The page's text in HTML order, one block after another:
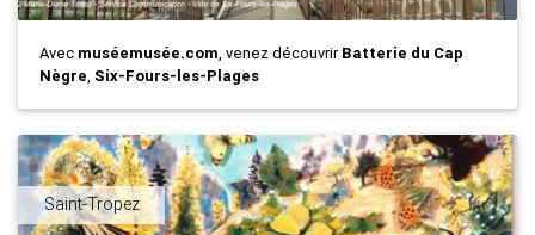
Avec muséemusée.com, venez découvrirBatterie du Cap
Nègre, Six-Fours-les-Plages
Saint-Tropez